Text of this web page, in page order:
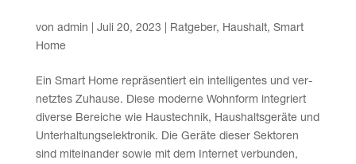
von admin Juli 20, 2023 Ratgeber, Haushalt, Smart
Home
Ein Smart Home reprä­sen­tiert ein intel­li­gen­tes und ver­
netz­tes Zuhau­se. Die­se moder­ne Wohn­form inte­griert
diver­se Berei­che wie Haus­tech­nik, Haus­halts­ge­rä­te und
Unter­hal­tungs­elek­tro­nik. Die Gerä­te die­ser Sek­to­ren
sind mit­ein­an­der sowie mit dem Inter­net ver­bun­den,